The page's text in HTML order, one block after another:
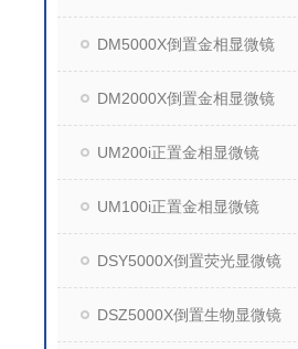
DM5000X倒置金相显微镜
DM2000X倒置金相显微镜
UM200i正置金相显微镜
UM100i正置金相显微镜
DSY5000X倒置荧光显微镜
DSZ5000X倒置生物显微镜